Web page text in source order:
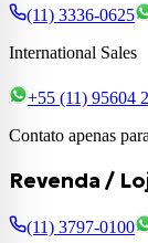
(11) 3336-0625
International Sales
+55 (11) 95604
Contato apenas
Revenda /
(11) 3797-0100